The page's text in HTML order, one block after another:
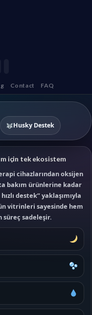
Contact FAQ
Husky Destek
için tek ekosistem
cihazlarından oksijen
bakım ürünlerine kadar
destek” yaklaşımıyla
vitrinleri sayesinde hem
süreç sadeleşir.